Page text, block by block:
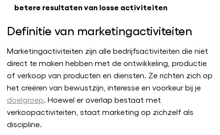
betere resultaten van losse activiteiten
Definitie van marketingactiviteiten
Marketingactiviteiten zijn alle bedrijfsactiviteiten die niet
direct te maken hebben met de ontwikkeling, productie
of verkoop van producten en diensten. Ze richten zich op
het creëren van bewustzijn, interesse en voorkeur bij je
doelgroep. Hoewel er overlap bestaat met
verkoopactiviteiten, staat marketing op zichzelf als
discipline.